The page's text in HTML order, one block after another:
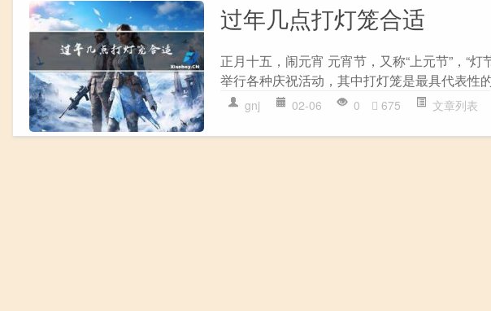
过年几点打灯笼合适
正月十五，闹元宵 元宵节，又称“上元节”，“
举行各种庆祝活动，其中打灯笼是最具代表性
gnj 02-06 0 675 文章列表